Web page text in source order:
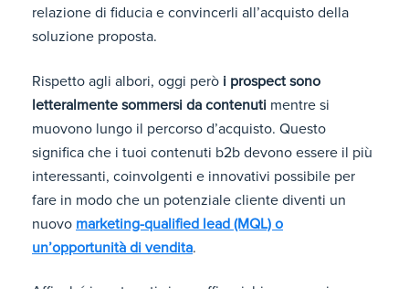
relazione di fiducia e convincerli all’acquisto della
soluzione proposta.
Rispetto agli albori, oggi però i prospect sono
letteralmente sommersi da contenuti mentre si
muovono lungo il percorso d’acquisto. Questo
significa che i tuoi contenuti b2b devono essere il più
interessanti, coinvolgenti e innovativi possibile per
fare in modo che un potenziale cliente diventi un
nuovo marketing-qualified lead (MQL) o
un’opportunità di vendita.